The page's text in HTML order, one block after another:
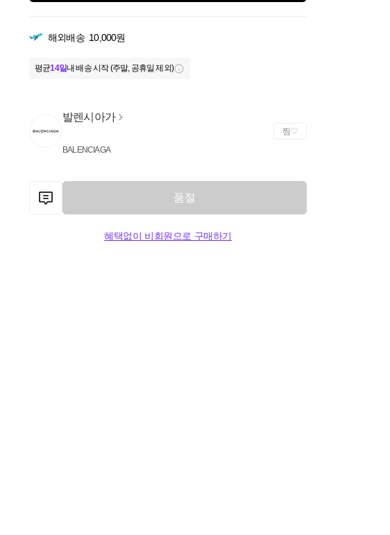
해외배송 10,000원
평균14일내 배송 시작 (주말, 공휴일 제외)
발렌시아가
BALENCIAGA
찜
품절
혜택없이 비회원으로 구매하기